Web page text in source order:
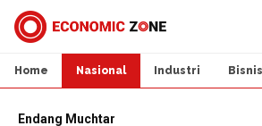
Home Nasional Industri Bisnis
Endang Muchtar